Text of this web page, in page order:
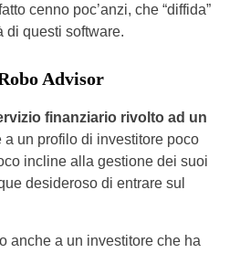
cenno poc’anzi, che “diffida”
di questi software.
Advisor
finanziario rivolto ad un
a un profilo di investitore poco
incline alla gestione dei suoi
desideroso di entrare sul
anche a un investitore che ha